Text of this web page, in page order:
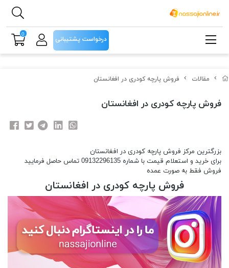
مقالات فروش پارچه کودری در افغانستان
فروش پارچه کودری در افغانستان
بزرگترین مرکز فروش پارچه کودری در افغانستان
برای خرید و استعلام قیمت با شماره 09132296135 تماس حاصل فرمایید
فروش فقط به صورت عمده
فروش پارچه کودری در افغانستان
درخواست پشتیبانی
0